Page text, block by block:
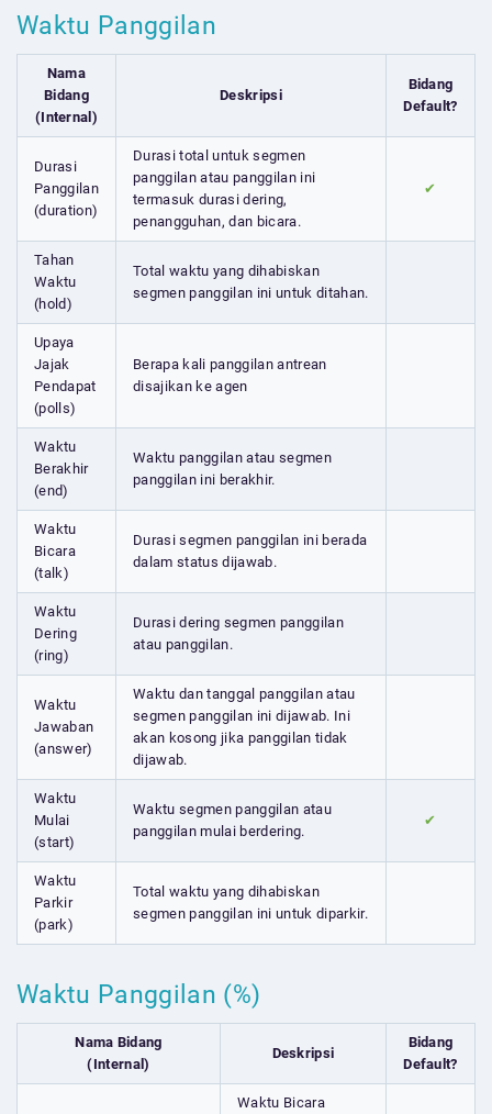
Waktu Panggilan
Nama
Bidang
(Internal)
Deskripsi
Bidang
Default?
Durasi
Panggilan
(duration)
Durasi total untuk segmen
panggilan atau panggilan ini
termasuk durasi dering,
penangguhan, dan bicara.
✔
Tahan
Waktu
(hold)
Total waktu yang dihabiskan
segmen panggilan ini untuk ditahan.
Upaya
Jajak
Pendapat
(polls)
Berapa kali panggilan antrean
disajikan ke agen
Waktu
Berakhir
(end)
Waktu panggilan atau segmen
panggilan ini berakhir.
Waktu
Bicara
(talk)
Durasi segmen panggilan ini berada
dalam status dijawab.
Waktu
Dering
(ring)
Durasi dering segmen panggilan
atau panggilan.
Waktu
Jawaban
(answer)
Waktu dan tanggal panggilan atau
segmen panggilan ini dijawab. Ini
akan kosong jika panggilan tidak
dijawab.
Waktu
Mulai
(start)
Waktu segmen panggilan atau
panggilan mulai berdering.
✔
Waktu
Parkir
(park)
Total waktu yang dihabiskan
segmen panggilan ini untuk diparkir.
Waktu Panggilan (%)
Nama Bidang
(Internal)
Deskripsi
Bidang
Default?
Waktu Bicara